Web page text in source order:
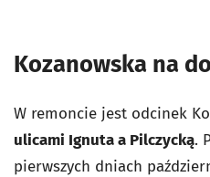
Kozanowska na
W remoncie jest odcinek
ulicami Ignuta a Pilczycką.
pierwszych dniach